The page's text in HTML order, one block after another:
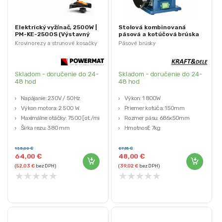
Krovinorezy a strunové kosačky
Elektrický vyžínač, 2500W |
PM-KE-2500S (Výstavný
kus)
Skladom - doručenie do 24-
48 hod
Napájanie: 230V / 50Hz
Výkon motora: 2 500 W.
Maximálne otáčky: 7500 [ot./min]
Šírka rezu: 380 mm
Využite príležitosť a získajte kvalitné
produkty za výhodnú cenu! Naše
výstavné kusy sú pripravené na
okamžité použitie. Pre zabezpečenie
64,00€
135,00€
(52,03€bez DPH)
★★★★★
Pásové brúsky
Stolová kombinovaná
pásová a kotúčová brúska
1800W | KD545-Z (Výstavný
Skladom - doručenie do 24-
48 hod
Výkon: 1 800W
Priemer kotúča: 150mm
Rozmer pásu: 686x50mm
Hmotnosť: 7kg
Využite príležitosť a získajte kvalitné
produkty za výhodnú cenu! Naše
výstavné kusy sú pripravené na
okamžité použitie. Pre zabezpečenie
48,00€
87,15€
(39,02€bez DPH)
★★★★★